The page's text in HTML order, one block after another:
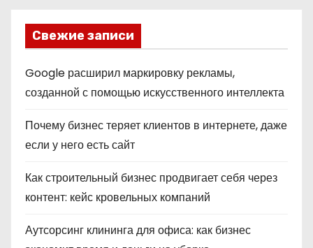
Свежие записи
Google расширил маркировку рекламы,
созданной с помощью искусственного интеллекта
Почему бизнес теряет клиентов в интернете, даже
если у него есть сайт
Как строительный бизнес продвигает себя через
контент: кейс кровельных компаний
Аутсорсинг клининга для офиса: как бизнес